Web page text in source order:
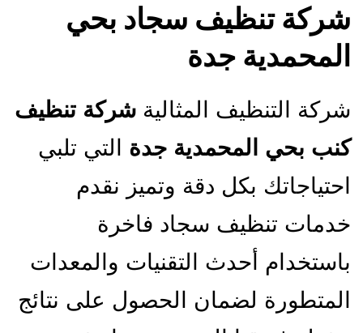
شركة تنظيف سجاد بحي
المحمدية جدة
شركة التنظيف المثالية شركة تنظيف
كنب بحي المحمدية جدة
التي تلبي
احتياجاتك بكل دقة وتميز نقدم
خدمات تنظيف سجاد فاخرة
باستخدام أحدث التقنيات والمعدات
المتطورة لضمان الحصول على نتائج